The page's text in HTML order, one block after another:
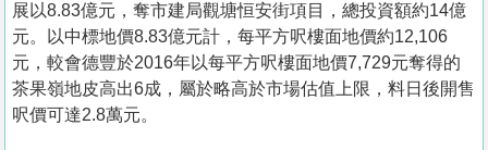
展以8.83億元，奪市建局觀塘恒安街項目，總投資額約14億
元。以中標地價8.83億元計，每平方呎樓面地價約12,106
元，較會德豐於2016年以每平方呎樓面地價7,729元奪得的
茶果嶺地皮高出6成，屬於略高於市場估值上限，料日後開售
呎價可達2.8萬元。